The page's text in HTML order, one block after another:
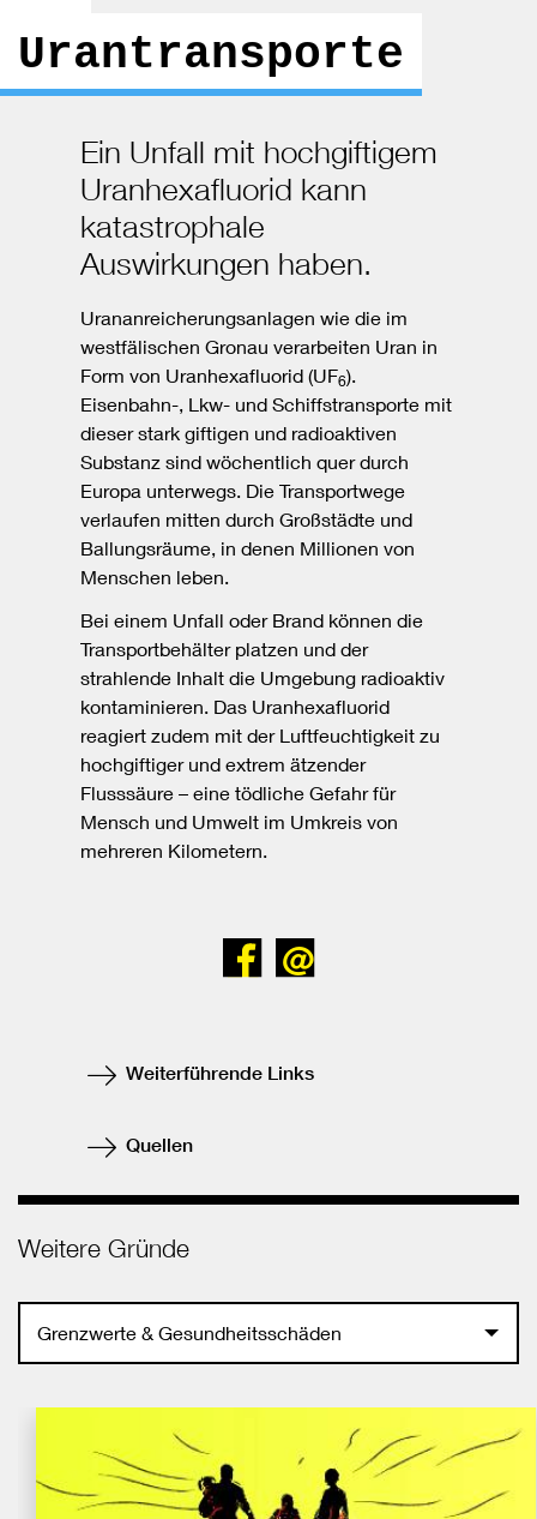
Urantransporte
Ein Unfall mit hochgiftigem
Uranhexafluorid kann
katastrophale
Auswirkungen haben.
Urananreicherungsanlagen wie die im
westfälischen Gronau verarbeiten Uran in
Form von Uranhexafluorid (UF6).
Eisenbahn-, Lkw- und Schiffstransporte mit
dieser stark giftigen und radioaktiven
Substanz sind wöchentlich quer durch
Europa unterwegs. Die Transportwege
verlaufen mitten durch Großstädte und
Ballungsräume, in denen Millionen von
Menschen leben.
Bei einem Unfall oder Brand können die
Transportbehälter platzen und der
strahlende Inhalt die Umgebung radioaktiv
kontaminieren. Das Uranhexafluorid
reagiert zudem mit der Luftfeuchtigkeit zu
hochgiftiger und extrem ätzender
Flusssäure – eine tödliche Gefahr für
Mensch und Umwelt im Umkreis von
mehreren Kilometern.
Bei
teilen
Senden
Weiterführende Links
Quellen
Weitere Gründe
Grenzwerte & Gesundheitsschäden